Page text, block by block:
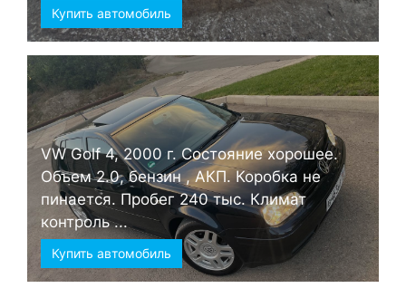
Купить автомобиль
VW Golf 4, 2000 г. Состояние хорошее.
Объем 2.0, бензин , АКП. Коробка не
пинается. Пробег 240 тыс. Климат
контроль ...
Купить автомобиль